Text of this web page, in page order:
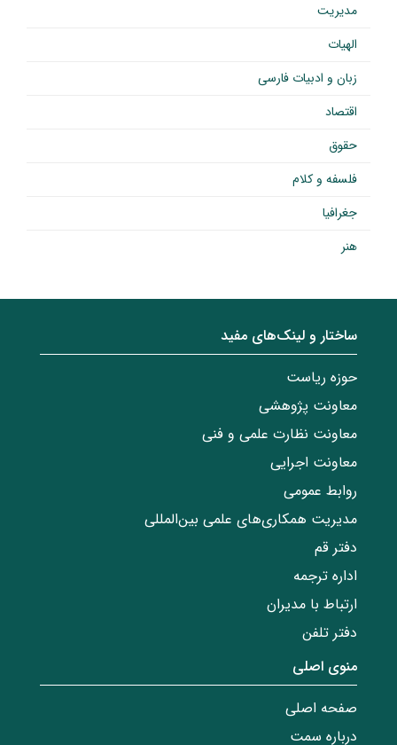
مدیریت
الهیات
زبان و ادبیات فارسی
اقتصاد
حقوق
فلسفه و کلام
جغرافیا
هنر
ساختار‌‌ و‌‌ لینک‌های مفید
حوزه ریاست
معاونت پژوهشی
معاونت نظارت علمی و فنی
معاونت اجرایی
روابط عمومی
مدیریت همکاری‌های علمی بین‌المللی
دفتر قم
اداره ترجمه
ارتباط با مدیران
دفتر تلفن
منوی اصلی
صفحه اصلی
درباره سمت